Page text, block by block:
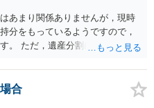
あまり関係ありませんが，現時
分をもっているようですので，
。 ただ，遺産分割により，母の
合